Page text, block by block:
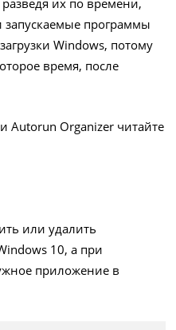
их по времени,
запускаемые программы
Windows, потому
время, после
Autorun Organizer читайте
или удалить
10, а при
приложение в